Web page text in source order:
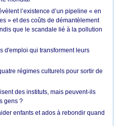
l’existence d’un pipeline « en
» et des coûts de démantèlement
que le scandale lié à la pollution
d'emploi qui transforment leurs
régimes culturels pour sortir de
des instituts, mais peuvent-ils
gens ?
enfants et ados à rebondir quand